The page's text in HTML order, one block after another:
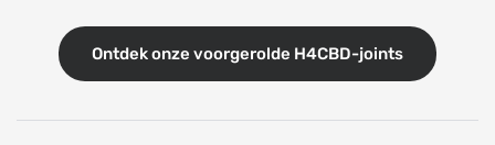
Ontdek onze voorgerolde H4CBD-joints